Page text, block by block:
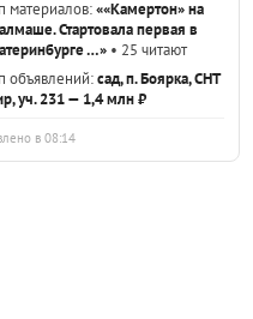
материалов:««Камертон» на
Стартовала первая в
…» • 25 читают
объявлений:сад, п. Боярка, СНТ
уч. 231 — 1,4 млн ₽
в 08:14